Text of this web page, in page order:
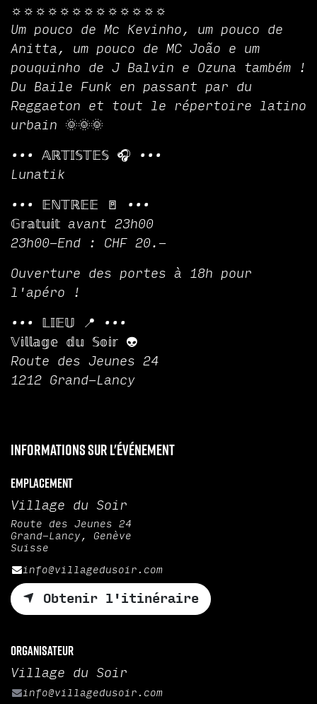
☼☼☼☼☼☼☼☼☼☼☼☼☼
Um pouco de Mc Kevinho, um pouco de
Anitta, um pouco de MC João e um
pouquinho de J Balvin e Ozuna também !
Du Baile Funk en passant par du
Reggaeton et tout le répertoire latino
urbain 🌞🌞🌞
••• 𝔸ℝ𝕋𝕀𝕊𝕋𝔼𝕊 🎧 •••
Lunatik
••• 𝔼ℕ𝕋ℝ𝔼𝔼 🚪 •••
𝔾𝕣𝕒𝕥𝕦𝕚𝕥 avant 23h00
23h00-End : CHF 20.-
Ouverture des portes à 18h pour
l'apéro !
••• 𝕃𝕀𝔼𝕌 📍 •••
𝕍𝕚𝕝𝕝𝕒𝕘𝕖 𝕕𝕦 𝕊𝕠𝕚𝕣 👽
Route des Jeunes 24
1212 Grand-Lancy
Informations sur l'événement
Emplacement
Village du Soir
Route des Jeunes 24
Grand-Lancy, Genève
Suisse
info@villagedusoir.com
Obtenir l'itinéraire
Organisateur
Village du Soir
info@villagedusoir.com